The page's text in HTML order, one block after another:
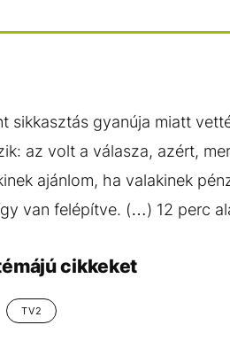
sikkasztás gyanúja miatt
az volt a válasza, azért,
ajánlom, ha valakinek
van felépítve. (…) 12 perc
cikkeket
TV2